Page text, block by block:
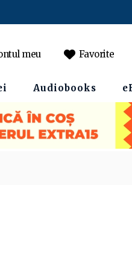
meu Favorite
Audiobooks